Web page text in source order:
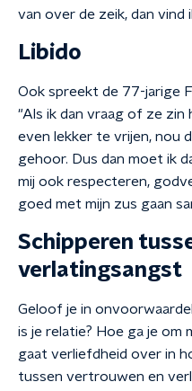
van over de zeik, dan vind
Libido
Ook spreekt de 77-jarige
"Als ik dan vraag of ze
even lekker te vrijen, nou
gehoor. Dus dan moet ik
mij ook respecteren,
goed met mijn zus gaan
Schipperen
verlatingsangst
Geloof je in
is je relatie? Hoe ga je om
gaat verliefdheid over in
tussen vertrouwen en